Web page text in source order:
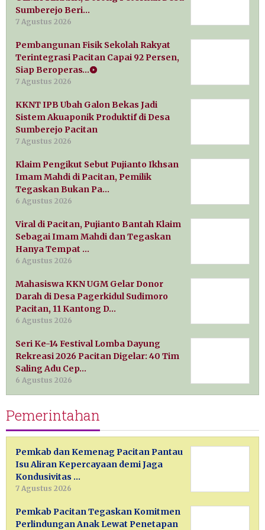
Sumberejo Beri…
7 Agustus 2026
Pembangunan Fisik Sekolah Rakyat
Terintegrasi Pacitan Capai 92 Persen,
Siap Beroperas…
7 Agustus 2026
KKNT IPB Ubah Galon Bekas Jadi
Sistem Akuaponik Produktif di Desa
Sumberejo Pacitan
7 Agustus 2026
Klaim Pengikut Sebut Pujianto Ikhsan
Imam Mahdi di Pacitan, Pemilik
Tegaskan Bukan Pa…
6 Agustus 2026
Viral di Pacitan, Pujianto Bantah Klaim
Sebagai Imam Mahdi dan Tegaskan
Hanya Tempat …
6 Agustus 2026
Mahasiswa KKN UGM Gelar Donor
Darah di Desa Pagerkidul Sudimoro
Pacitan, 11 Kantong D…
6 Agustus 2026
Seri Ke-14 Festival Lomba Dayung
Rekreasi 2026 Pacitan Digelar: 40 Tim
Saling Adu Cep…
6 Agustus 2026
Pemerintahan
Pemkab dan Kemenag Pacitan Pantau
Isu Aliran Kepercayaan demi Jaga
Kondusivitas …
7 Agustus 2026
Pemkab Pacitan Tegaskan Komitmen
Perlindungan Anak Lewat Penetapan